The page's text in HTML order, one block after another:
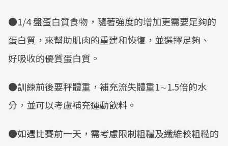
●1/4 盤蛋白質食物，隨著強度的增加更需要足夠的
蛋白質，來幫助肌肉的重建和恢復，並選擇足夠、
好吸收的優質蛋白質。
●訓練前後要秤體重，補充流失體重1∼1.5倍的水
分，並可以考慮補充運動飲料。
●如遇比賽前一天，需考慮限制粗糧及纖維較粗糙的